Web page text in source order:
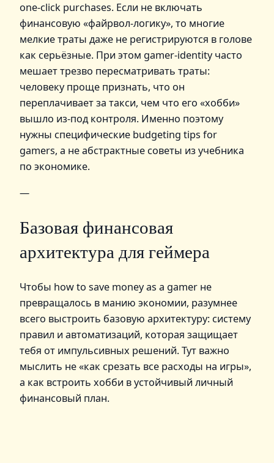
one‑click purchases. Если не включать
финансовую «файрвол‑логику», то многие
мелкие траты даже не регистрируются в голове
как серьёзные. При этом gamer‑identity часто
мешает трезво пересматривать траты:
человеку проще признать, что он
переплачивает за такси, чем что его «хобби»
вышло из‑под контроля. Именно поэтому
нужны специфические budgeting tips for
gamers, а не абстрактные советы из учебника
по экономике.
—
Базовая финансовая
архитектура для геймера
Чтобы how to save money as a gamer не
превращалось в манию экономии, разумнее
всего выстроить базовую архитектуру: систему
правил и автоматизаций, которая защищает
тебя от импульсивных решений. Тут важно
мыслить не «как срезать все расходы на игры»,
а как встроить хобби в устойчивый личный
финансовый план.